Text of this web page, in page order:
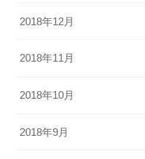
2018年12月
2018年11月
2018年10月
2018年9月